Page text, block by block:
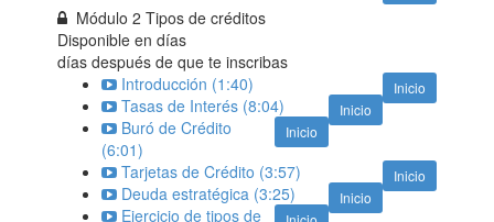
Módulo 2 Tipos de créditos
Disponible endías
días después de que te inscribas
Inicio
Introducción (1:40)
Inicio
Tasas de Interés (8:04)
Inicio
Buró de Crédito
(6:01)
Inicio
Tarjetas de Crédito (3:57)
Inicio
Deuda estratégica (3:25)
Ejercicio de tipos de